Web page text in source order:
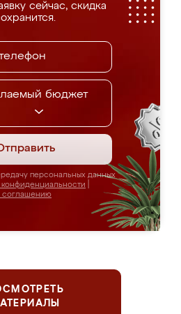
сейчас, скидка
бюджет
персональных данных
конфиденциальности
соглашению